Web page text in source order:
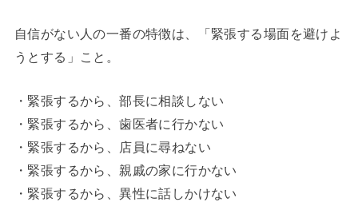
自信がない人の一番の特徴は、「緊張する場面を避けよ
うとする」こと。
・緊張するから、部長に相談しない
・緊張するから、歯医者に行かない
・緊張するから、店員に尋ねない
・緊張するから、親戚の家に行かない
・緊張するから、異性に話しかけない